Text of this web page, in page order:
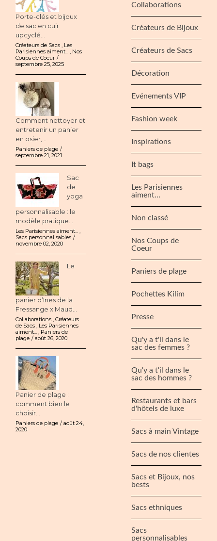
Porte-clés et bijoux
de sac en cuir
upcyclé...
Créateurs de Sacs
Les
Parisiennes aiment...
Nos
Coups de Coeur
septembre 25, 2025
Comment nettoyer et
entretenir un panier
en osier,...
Paniers de plage
septembre 21, 2021
Sac
de
yoga
personnalisable : le
modèle pratique...
Les Parisiennes aiment...
Sacs personnalisables
novembre 02, 2020
Le
panier d’Ines de la
Fressange x Maud...
Collaborations ,Créateurs
de Sacs
Les Parisiennes
aiment...
Paniers de
plage
août 26, 2020
Panier de plage :
comment bien le
choisir...
Paniers de plage
août 24,
2020
Collaborations
Créateurs de Bijoux
Créateurs de Sacs
Décoration
Evénements VIP
Fashion week
Inspirations
It bags
Les Parisiennes
aiment…
Non classé
Nos Coups de
Coeur
Paniers de plage
Pochettes Kilim
Presse
Qu'y a t'il dans le
sac des femmes ?
Qu'y a t'il dans le
sac des hommes ?
Restaurants et bars
d'hôtels de luxe
Sacs à main Vintage
Sacs de nos clientes
Sacs et Bijoux, nos
bests
Sacs ethniques
Sacs
personnalisables